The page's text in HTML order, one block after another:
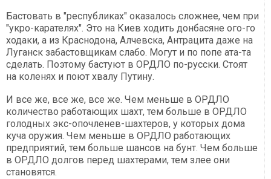
Бастовать в "республиках" оказалось сложнее, чем при
"укро-карателях". Это на Киев ходить донбасяне ого-го
ходаки, а из Краснодона, Алчевска, Антрацита даже на
Луганск забастовщикам слабо. Могут и по попе ата-та
сделать. Поэтому бастуют в ОРДЛО по-русски. Стоят
на коленях и поют хвалу Путину.
И все же, все же, все же. Чем меньше в ОРДЛО
количество работающих шахт, тем больше в ОРДЛО
голодных экс-опочленев-шахтеров, у которых дома
куча оружия. Чем меньше в ОРДЛО работающих
предприятий, тем больше шансов на бунт. Чем больше
в ОРДЛО долгов перед шахтерами, тем злее они
становятся.